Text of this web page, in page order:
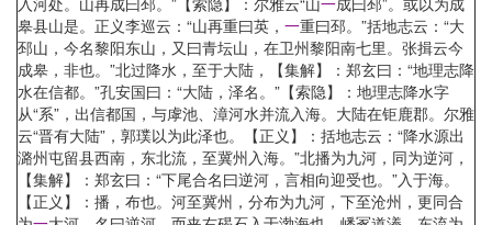
皋县山是。正义李巡云：“山再重曰英， 一重曰邳。”括地志云：“大
邳山，今名黎阳东山，又曰青坛山，在卫州黎阳南七里。张揖云今
成皋，非也。”北过降水，至于大陆，【集解】：郑玄曰：“地理志降
水在信都。”孔安国曰：“大陆，泽名。”【索隐】：地理志降水字
从“系”，出信都国，与虖池、漳河水并流入海。大陆在钜鹿郡。尔雅
云“晋有大陆”，郭璞以为此泽也。【正义】：括地志云：“降水源出
潞州屯留县西南，东北流，至冀州入海。”北播为九河，同为逆河，
【集解】：郑玄曰：“下尾合名曰逆河，言相向迎受也。”入于海。
【正义】：播，布也。河至冀州，分布为九河，下至沧州，更同合